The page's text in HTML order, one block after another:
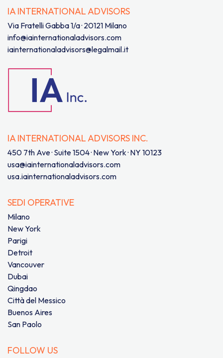
IA INTERNATIONAL ADVISORS
Via Fratelli Gabba 1/a · 20121 Milano
info@iainternationaladvisors.com
iainternationaladvisors@legalmail.it
IA INTERNATIONAL ADVISORS INC.
450 7th Ave · Suite 1504 · New York · NY 10123
usa@iainternationaladvisors.com
usa.iainternationaladvisors.com
SEDI OPERATIVE
Milano
New York
Parigi
Detroit
Vancouver
Dubai
Qingdao
Città del Messico
Buenos Aires
San Paolo
FOLLOW US